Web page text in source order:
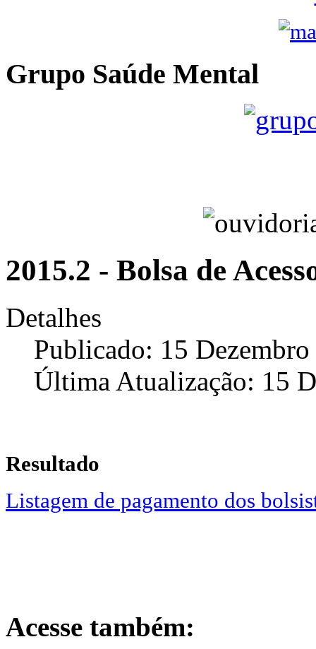
Grupo Saúde Mental
2015.2 - Bolsa de
Detalhes
Publicado: 15
Última Atualização: 15
Resultado
Listagem de pagamento dos
Acesse também: